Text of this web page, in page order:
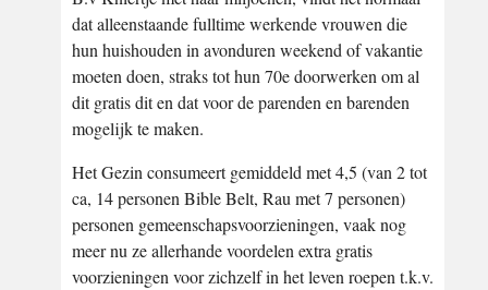
dat alleenstaande fulltime werkende vrouwen die
hun huishouden in avonduren weekend of vakantie
moeten doen, straks tot hun 70e doorwerken om al
dit gratis dit en dat voor de parenden en barenden
mogelijk te maken.
Het Gezin consumeert gemiddeld met 4,5 (van 2 tot
ca, 14 personen Bible Belt, Rau met 7 personen)
personen gemeenschapsvoorzieningen, vaak nog
meer nu ze allerhande voordelen extra gratis
voorzieningen voor zichzelf in het leven roepen t.k.v.